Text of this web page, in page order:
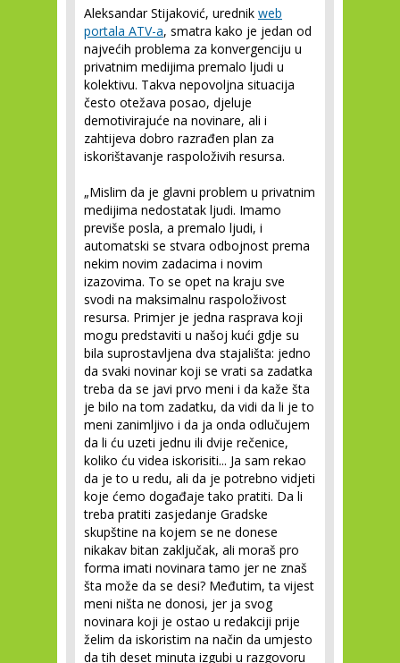
Aleksandar Stijaković, urednik web
portala ATV-a, smatra kako je jedan od
najvećih problema za konvergenciju u
privatnim medijima premalo ljudi u
kolektivu. Takva nepovoljna situacija
često otežava posao, djeluje
demotivirajuće na novinare, ali i
zahtijeva dobro razrađen plan za
iskorištavanje raspoloživih resursa.
„Mislim da je glavni problem u privatnim
medijima nedostatak ljudi. Imamo
previše posla, a premalo ljudi, i
automatski se stvara odbojnost prema
nekim novim zadacima i novim
izazovima. To se opet na kraju sve
svodi na maksimalnu raspoloživost
resursa. Primjer je jedna rasprava koji
mogu predstaviti u našoj kući gdje su
bila suprostavljena dva stajališta: jedno
da svaki novinar koji se vrati sa zadatka
treba da se javi prvo meni i da kaže šta
je bilo na tom zadatku, da vidi da li je to
meni zanimljivo i da ja onda odlučujem
da li ću uzeti jednu ili dvije rečenice,
koliko ću videa iskorisiti... Ja sam rekao
da je to u redu, ali da je potrebno vidjeti
koje ćemo događaje tako pratiti. Da li
treba pratiti zasjedanje Gradske
skupštine na kojem se ne donese
nikakav bitan zaključak, ali moraš pro
forma imati novinara tamo jer ne znaš
šta može da se desi? Međutim, ta vijest
meni ništa ne donosi, jer ja svog
novinara koji je ostao u redakciji prije
želim da iskoristim na način da umjesto
da tih deset minuta izgubi u razgovoru